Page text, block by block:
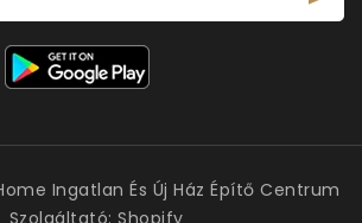
Ingatlan És Új Ház Építő Centrum